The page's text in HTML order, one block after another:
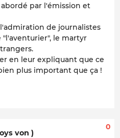
par l'émission et
de journalistes
le martyr
en leur expliquant que ce
plus important que ça !
von )
0